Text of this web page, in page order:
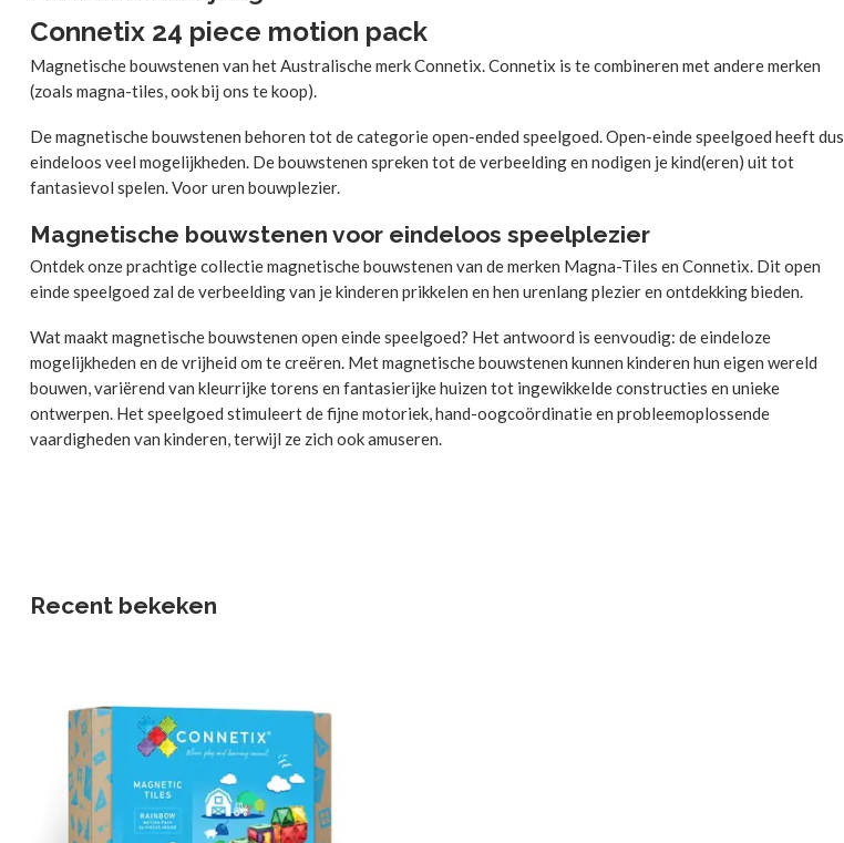
Connetix 24 piece motion pack
Magnetische bouwstenen van het Australische merk Connetix. Connetix is te combineren met andere merken
(zoals magna-tiles, ook bij ons te koop).
De magnetische bouwstenen behoren tot de categorie open-ended speelgoed. Open-einde speelgoed heeft dus
eindeloos veel mogelijkheden. De bouwstenen spreken tot de verbeelding en nodigen je kind(eren) uit tot
fantasievol spelen. Voor uren bouwplezier.
Magnetische bouwstenen voor eindeloos speelplezier
Ontdek onze prachtige collectie magnetische bouwstenen van de merken Magna-Tiles en Connetix. Dit open
einde speelgoed zal de verbeelding van je kinderen prikkelen en hen urenlang plezier en ontdekking bieden.
Wat maakt magnetische bouwstenen open einde speelgoed? Het antwoord is eenvoudig: de eindeloze
mogelijkheden en de vrijheid om te creëren. Met magnetische bouwstenen kunnen kinderen hun eigen wereld
bouwen, variërend van kleurrijke torens en fantasierijke huizen tot ingewikkelde constructies en unieke
ontwerpen. Het speelgoed stimuleert de fijne motoriek, hand-oogcoördinatie en probleemoplossende
vaardigheden van kinderen, terwijl ze zich ook amuseren.
Recent bekeken